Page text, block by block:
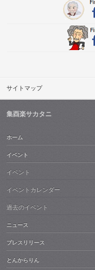
サイトマップ
集酉楽サカタニ
ホーム
イベント
イベント
イベントカレンダー
過去のイベント
ニュース
プレスリリース
とんからりん